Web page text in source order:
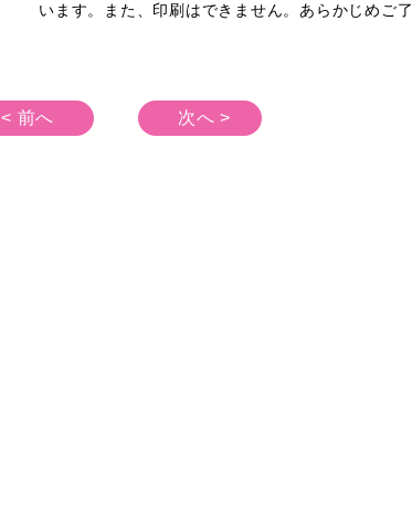
います。また、印刷はできません。あらかじめご了
< 前へ 次へ >